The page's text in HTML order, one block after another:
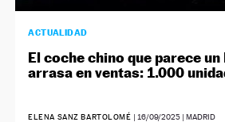
ACTUALIDAD
El coche chino que parece
arrasa en ventas: 1.000
ELENA SANZ BARTOLOMÉ | 16/09/2025| MADRID